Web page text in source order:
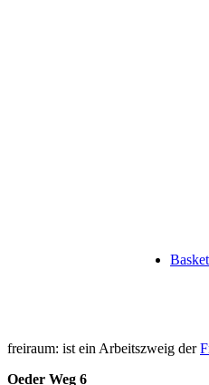
freiraum: ist ein Arbeitszweig der
Oeder Weg 6